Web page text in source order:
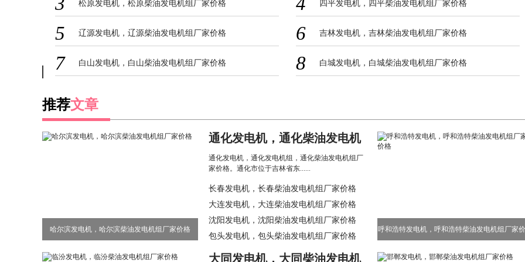
松原发电机，松原柴油发电机组厂家价格 四平发电机，四平柴油发电机组厂家价格
5 辽源发电机，辽源柴油发电机组厂家价格 6 吉林发电机，吉林柴油发电机组厂家价格
7 白山发电机，白山柴油发电机组厂家价格 8 白城发电机，白城柴油发电机组厂家价格
推荐文章
哈尔滨发电机，哈尔滨柴油发电机组厂家价格
通化发电机，通化柴油发电机
组厂家价格
通化发电机，通化发电机组，通化柴油发电机组厂
家价格。通化市位于吉林省东......
长春发电机，长春柴油发电机组厂家价格
大连发电机，大连柴油发电机组厂家价格
沈阳发电机，沈阳柴油发电机组厂家价格
包头发电机，包头柴油发电机组厂家价格
呼和浩特发电机，呼和浩特柴油发电机组厂家
大同发电机，大同柴油发电机